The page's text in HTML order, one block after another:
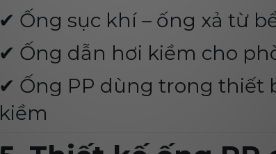
✔ Ống sục khí – ống xả từ
✔ Ống dẫn hơi kiềm cho
✔ Ống PP dùng trong thiết
kiềm